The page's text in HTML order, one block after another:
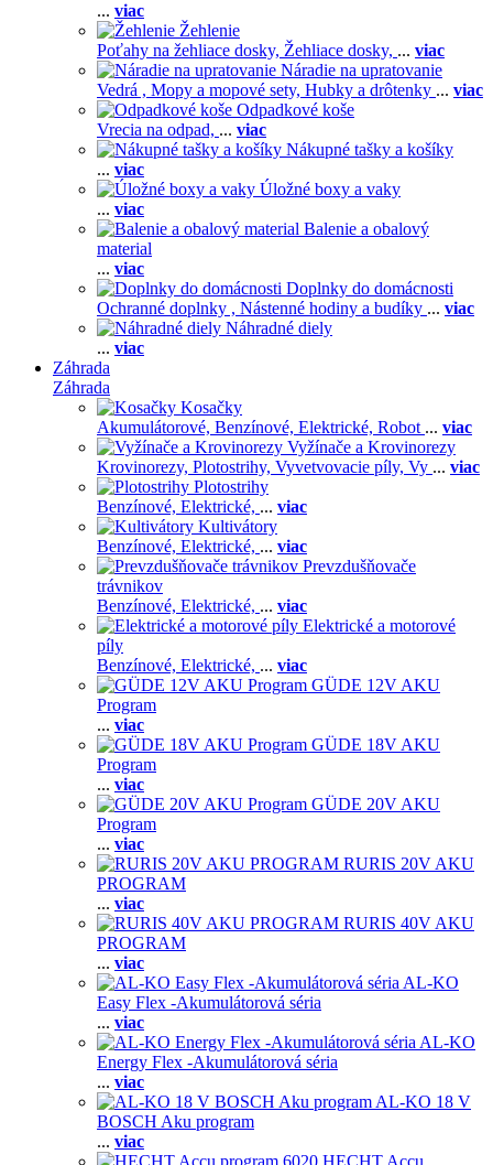
... viac
Žehlenie
Poťahy na žehliace dosky, Žehliace dosky, ... viac
Náradie na upratovanie
Vedrá , Mopy a mopové sety, Hubky a drôtenky ... viac
Odpadkové koše
Vrecia na odpad, ... viac
Nákupné tašky a košíky
... viac
Úložné boxy a vaky
... viac
Balenie a obalový
material
... viac
Doplnky do domácnosti
Ochranné doplnky , Nástenné hodiny a budíky ... viac
Náhradné diely
... viac
Záhrada
Záhrada
Kosačky
Akumulátorové, Benzínové, Elektrické, Robot ... viac
Vyžínače a Krovinorezy
Krovinorezy, Plotostrihy, Vyvetvovacie píly, Vy ... viac
Plotostrihy
Benzínové, Elektrické, ... viac
Kultivátory
Benzínové, Elektrické, ... viac
Prevzdušňovače
trávnikov
Benzínové, Elektrické, ... viac
Elektrické a motorové
píly
Benzínové, Elektrické, ... viac
GÜDE 12V AKU
Program
... viac
GÜDE 18V AKU
Program
... viac
GÜDE 20V AKU
Program
... viac
RURIS 20V AKU
PROGRAM
... viac
RURIS 40V AKU
PROGRAM
... viac
AL-KO
Easy Flex -Akumulátorová séria
... viac
AL-KO
Energy Flex -Akumulátorová séria
... viac
AL-KO 18 V
BOSCH Aku program
... viac
HECHT Accu